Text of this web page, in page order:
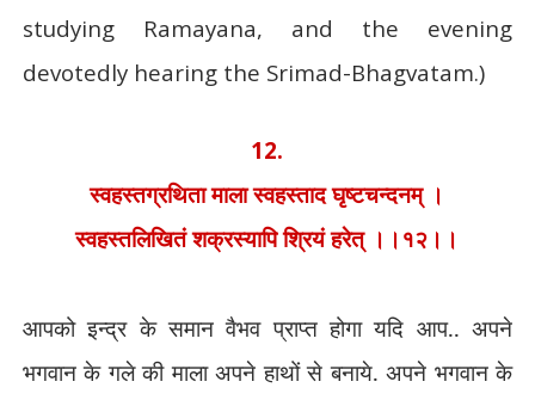
studying Ramayana, and the evening
devotedly hearing the Srimad-Bhagvatam.)
12.
स्वहस्तग्रथिता माला स्वहस्ताद घृष्टचन्दनम् ।
स्वहस्तलिखितं शक्रस्यापि श्रियं हरेत् ।।१२।।
आपको इन्द्र के समान वैभव प्राप्त होगा यदि आप.. अपने
भगवान के गले की माला अपने हाथों से बनाये. अपने भगवान के